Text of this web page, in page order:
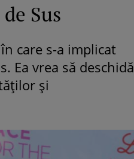
Sus
care s-a implicat
Ea vrea să deschidă
și